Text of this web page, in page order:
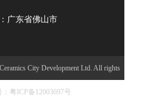
广东省佛山市
City Development Ltd. All rights
：粤ICP备12003697号